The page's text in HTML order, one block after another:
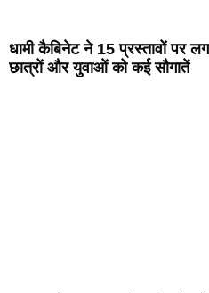
धामी कैबिनेट ने 15 प्रस्तावों पर
छात्रों और युवाओं को कई सौगातें